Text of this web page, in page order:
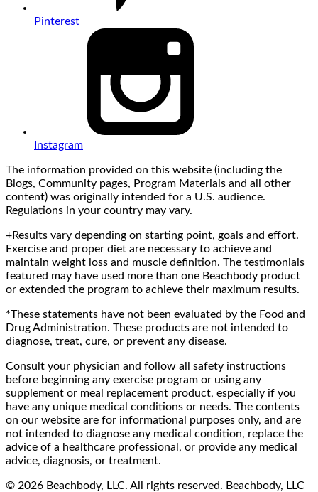
Pinterest
Instagram
The information provided on this website (including the
Blogs, Community pages, Program Materials and all other
content) was originally intended for a U.S. audience.
Regulations in your country may vary.
+Results vary depending on starting point, goals and effort.
Exercise and proper diet are necessary to achieve and
maintain weight loss and muscle definition. The testimonials
featured may have used more than one Beachbody product
or extended the program to achieve their maximum results.
*These statements have not been evaluated by the Food and
Drug Administration. These products are not intended to
diagnose, treat, cure, or prevent any disease.
Consult your physician and follow all safety instructions
before beginning any exercise program or using any
supplement or meal replacement product, especially if you
have any unique medical conditions or needs. The contents
on our website are for informational purposes only, and are
not intended to diagnose any medical condition, replace the
advice of a healthcare professional, or provide any medical
advice, diagnosis, or treatment.
© 2026 Beachbody, LLC. All rights reserved. Beachbody, LLC